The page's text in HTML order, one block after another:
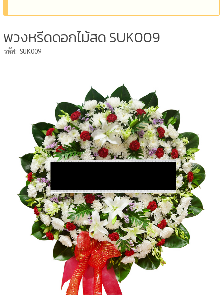
พวงหรีดดอกไม้สด SUK009
รหัส: SUK009